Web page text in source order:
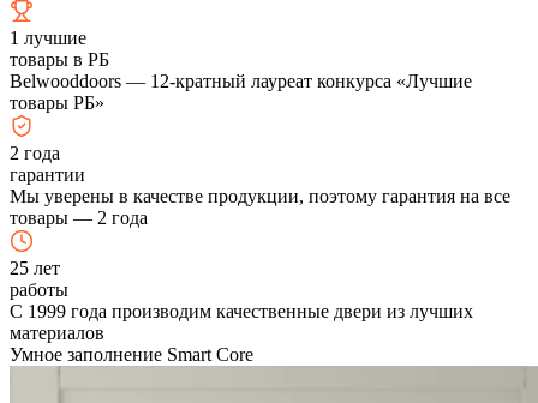
1 лучшие
товары в РБ
Belwooddoors — 12-кратный лауреат конкурса «Лучшие
товары РБ»
2 года
гарантии
Мы уверены в качестве продукции, поэтому гарантия на все
товары — 2 года
25 лет
работы
С 1999 года производим качественные двери из лучших
материалов
Умное заполнение Smart Core